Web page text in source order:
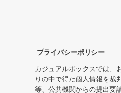
プライバシーポリシー
カジュアルボックスでは、
りの中で得た個人情報を裁
等、公共機関からの提出要